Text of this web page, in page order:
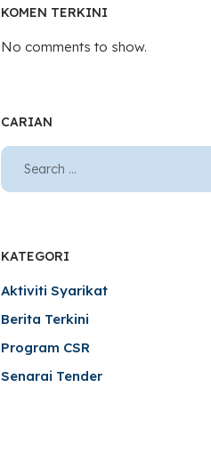
KOMEN TERKINI
No comments to show.
CARIAN
KATEGORI
Aktiviti Syarikat
Berita Terkini
Program CSR
Senarai Tender